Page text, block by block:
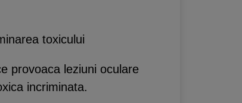
toxicului
provoaca leziuni oculare
incriminata.